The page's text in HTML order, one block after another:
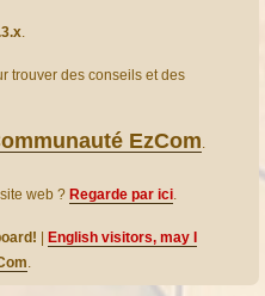
.
trouver des conseils et des
EzCom.
web ? Regarde par ici.
English visitors, may I
.